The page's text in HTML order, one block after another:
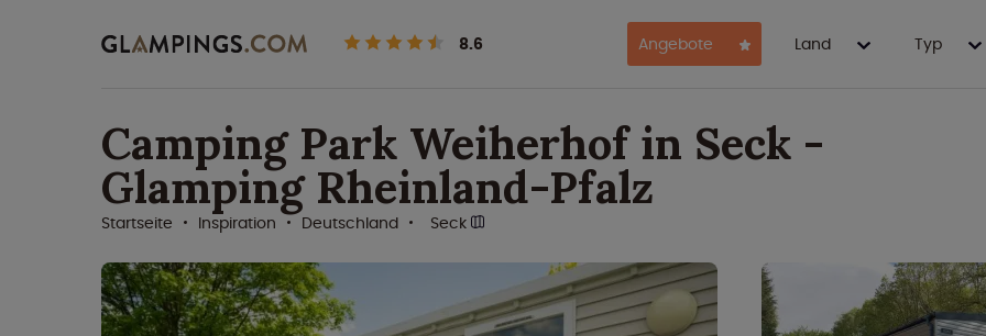
8.6 Angebote Land Typ
Camping Park Weiherhof in Seck -
Glamping Rheinland-Pfalz
Startseite Inspiration Deutschland Seck